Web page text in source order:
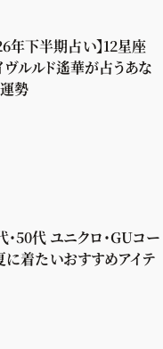
年下半期占い】12星座
ヴルルド遙華が占うあな
勢
・50代 ユニクロ・GUコー
に着たいおすすめアイテ